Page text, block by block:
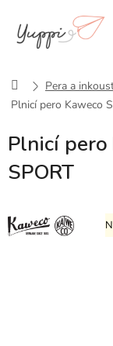
obsah
DomůPera a
Plnicí pero Kaweco
Plnicí pero
SPORT